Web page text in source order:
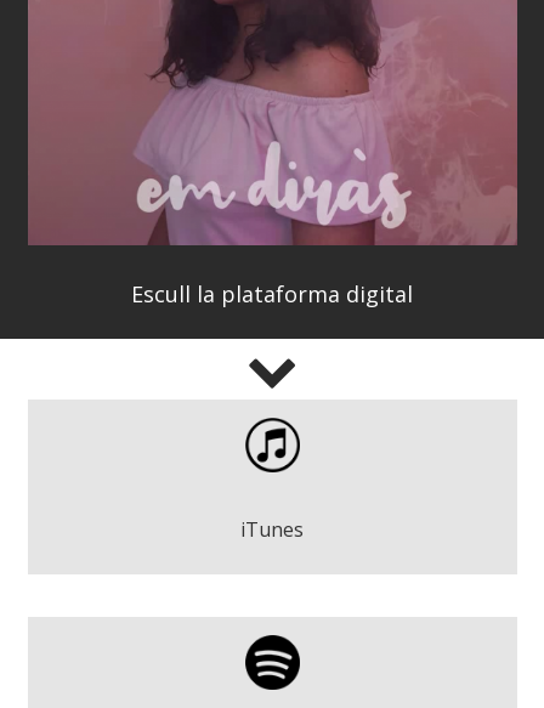
Escull la plataforma digital
iTunes
Em Diràs - Dàhlia Duran
Em Diràs - Dàhlia Duran